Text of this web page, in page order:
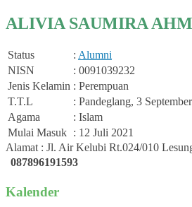
ALIVIA SAUMIRA
Status : Alumni
NISN
: 0091039232
Jenis Kelamin : Perempuan
T.T.L
: Pandeglang, 3
Agama
: Islam
Mulai Masuk : 12 Juli 2021
Alamat : Jl. Air Kelubi Rt.024/010
087896191593
Kalender